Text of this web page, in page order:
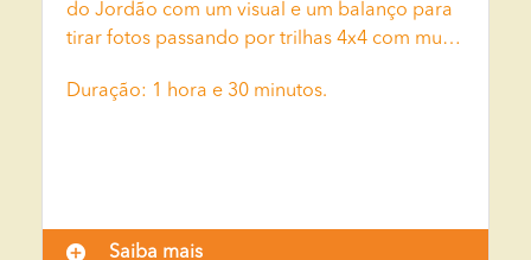
do Jordão com um visual e um balanço para
tirar fotos passando por trilhas 4x4 com muita
Duração: 1 hora e 30 minutos.
Saiba mais